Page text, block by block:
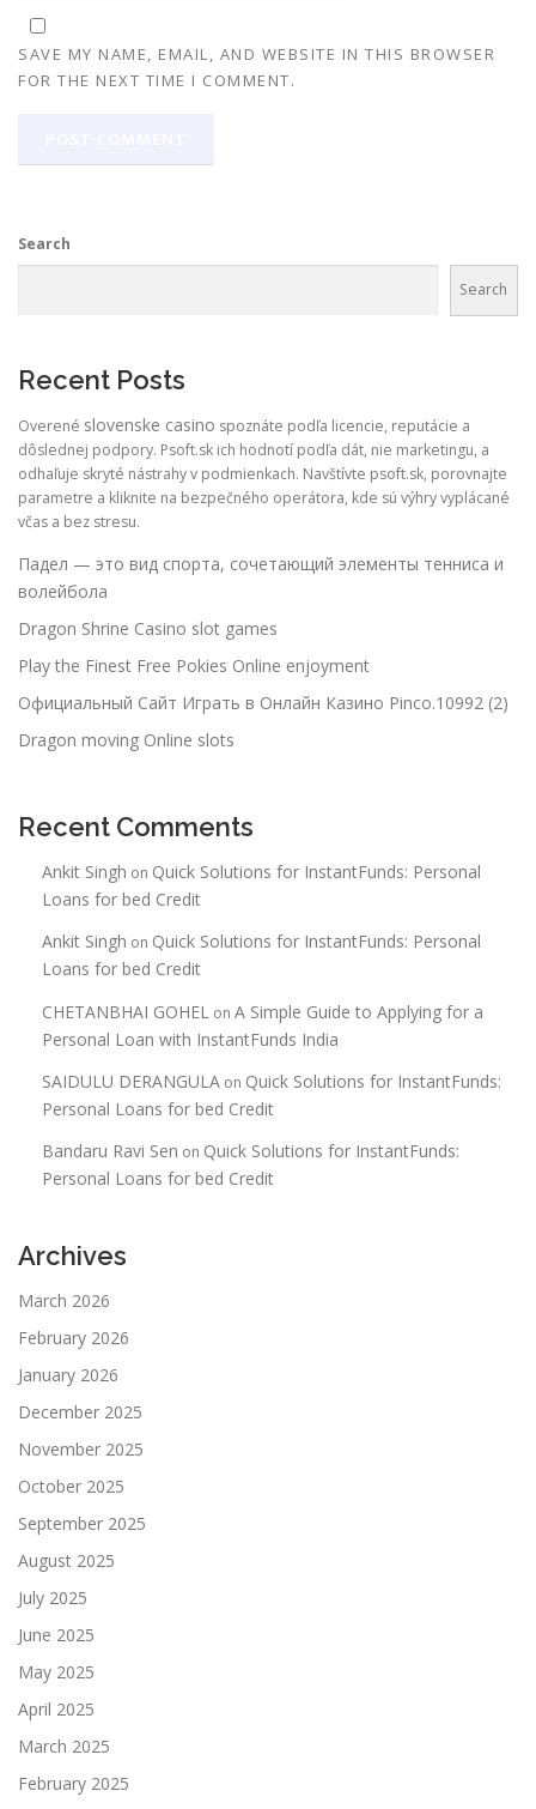
SAVE MY NAME, EMAIL, AND WEBSITE IN THIS BROWSER
FOR THE NEXT TIME I COMMENT.
Search
Search
Recent Posts
Overené slovenske casino spoznáte podľa licencie, reputácie a
dôslednej podpory. Psoft.sk ich hodnotí podľa dát, nie marketingu, a
odhaľuje skryté nástrahy v podmienkach. Navštívte psoft.sk, porovnajte
parametre a kliknite na bezpečného operátora, kde sú výhry vyplácané
včas a bez stresu.
Падел — это вид спорта, сочетающий элементы тенниса и
волейбола
Dragon Shrine Casino slot games
Play the Finest Free Pokies Online enjoyment
Официальный Сайт Играть в Онлайн Казино Pinco.10992 (2)
Dragon moving Online slots
Recent Comments
Ankit Singh on Quick Solutions for InstantFunds: Personal
Loans for bed Credit
Ankit Singh on Quick Solutions for InstantFunds: Personal
Loans for bed Credit
CHETANBHAI GOHEL on A Simple Guide to Applying for a
Personal Loan with InstantFunds India
SAIDULU DERANGULA on Quick Solutions for InstantFunds:
Personal Loans for bed Credit
Bandaru Ravi Sen on Quick Solutions for InstantFunds:
Personal Loans for bed Credit
Archives
March 2026
February 2026
January 2026
December 2025
November 2025
October 2025
September 2025
August 2025
July 2025
June 2025
May 2025
April 2025
March 2025
February 2025